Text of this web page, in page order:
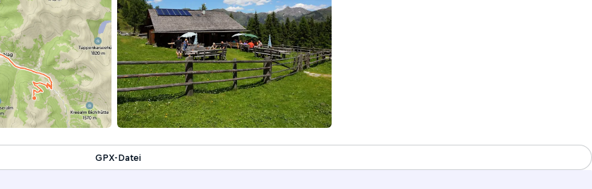
GPX-Datei